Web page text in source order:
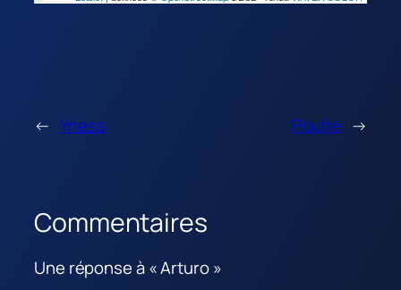
← Yness Poufre →
Commentaires
Une réponse à « Arturo »